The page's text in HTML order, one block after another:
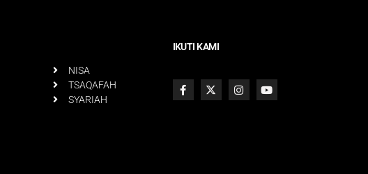
NISA
TSAQAFAH
SYARIAH
IKUTI KAMI